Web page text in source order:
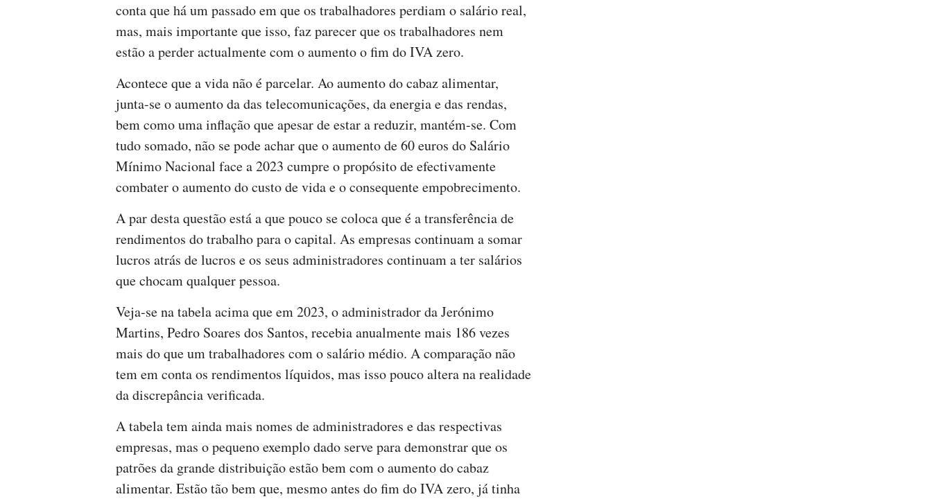
conta que há um passado em que os trabalhadores perdiam o salário real,
mas, mais importante que isso, faz parecer que os trabalhadores nem
estão a perder actualmente com o aumento o fim do IVA zero.
Acontece que a vida não é parcelar. Ao aumento do cabaz alimentar,
junta-se o aumento da das telecomunicações, da energia e das rendas,
bem como uma inflação que apesar de estar a reduzir, mantém-se. Com
tudo somado, não se pode achar que o aumento de 60 euros do Salário
Mínimo Nacional face a 2023 cumpre o propósito de efectivamente
combater o aumento do custo de vida e o consequente empobrecimento.
A par desta questão está a que pouco se coloca que é a transferência de
rendimentos do trabalho para o capital. As empresas continuam a somar
lucros atrás de lucros e os seus administradores continuam a ter salários
que chocam qualquer pessoa.
Veja-se na tabela acima que em 2023, o administrador da Jerónimo
Martins, Pedro Soares dos Santos, recebia anualmente mais 186 vezes
mais do que um trabalhadores com o salário médio. A comparação não
tem em conta os rendimentos líquidos, mas isso pouco altera na realidade
da discrepância verificada.
A tabela tem ainda mais nomes de administradores e das respectivas
empresas, mas o pequeno exemplo dado serve para demonstrar que os
patrões da grande distribuição estão bem com o aumento do cabaz
alimentar. Estão tão bem que, mesmo antes do fim do IVA zero, já tinha